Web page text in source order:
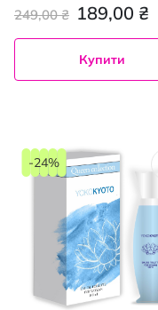
189,00 ₴
249,00 ₴
Купити
-24%